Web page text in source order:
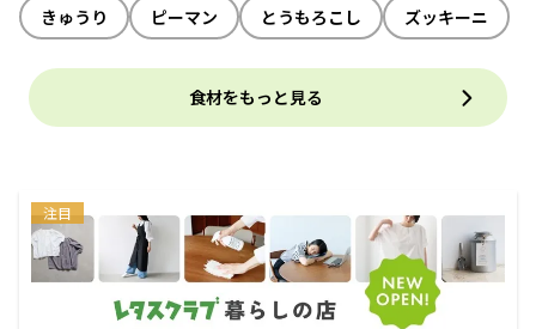
きゅうり
ピーマン とうもろこし ズッキーニ
食材をもっと見る
注目